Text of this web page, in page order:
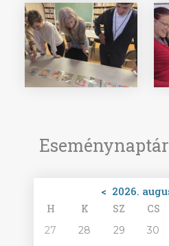
Eseménynaptár
< 2026.
H K SZ CS
27 28 29 30